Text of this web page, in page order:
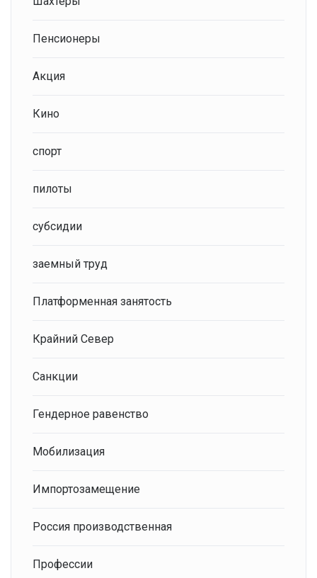
Пенсионеры
Акция
Кино
спорт
пилоты
субсидии
заемный труд
Платформенная занятость
Крайний Север
Санкции
Гендерное равенство
Мобилизация
Импортозамещение
Россия производственная
Профессии